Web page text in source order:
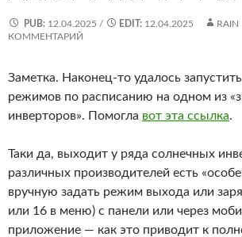
PUB: 12.04.2025 / EDIT: 12.04.2025 RAIN
КОММЕНТАРИЙ
Заметка. Наконец-то удалось
режимов по расписанию на одном из
инверторов». Помогла вот эта ссылка.
Таки да, выходит у ряда солнечных
различных производителей есть
вручную задать режим выхода или
или 16 в меню) с панели или через
приложение — как это приводит к